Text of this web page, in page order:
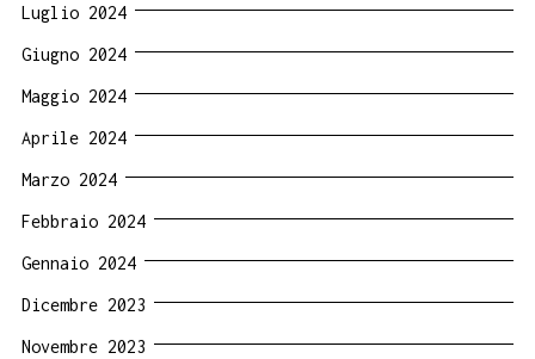
Luglio 2024
Giugno 2024
Maggio 2024
Aprile 2024
Marzo 2024
Febbraio 2024
Gennaio 2024
Dicembre 2023
Novembre 2023